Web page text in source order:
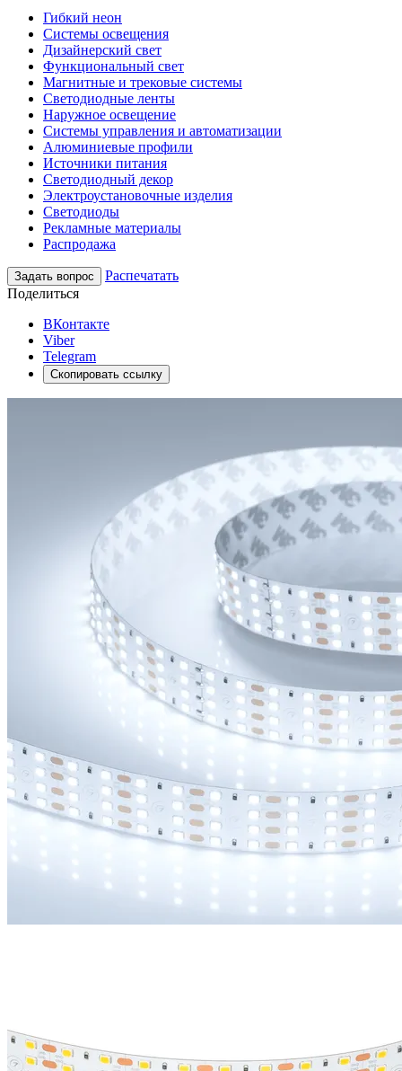
Гибкий неон
Системы освещения
Дизайнерский свет
Функциональный свет
Магнитные и трековые системы
Светодиодные ленты
Наружное освещение
Системы управления и автоматизации
Алюминиевые профили
Источники питания
Светодиодный декор
Электроустановочные изделия
Светодиоды
Рекламные материалы
Распродажа
Задать вопрос
Распечатать
Поделиться
ВКонтакте
Viber
Telegram
Скопировать ссылку